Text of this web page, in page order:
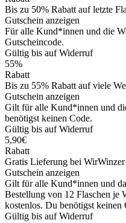
Bis zu 50% Rabatt auf letzte
Gutschein anzeigen
Für alle Kund*innen und die
Gutscheincode.
Gültig bis auf Widerruf
55%
Rabatt
Bis zu 55% Rabatt auf viele
Gutschein anzeigen
Gilt für alle Kund*innen und
benötigst keinen Code.
Gültig bis auf Widerruf
5,90€
Rabatt
Gratis Lieferung bei
Gutschein anzeigen
Gilt für alle Kund*innen und
Bestellung von 12 Flaschen je
kostenlos. Du benötigst keinen
Gültig bis auf Widerruf